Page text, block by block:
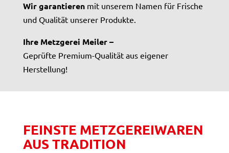
Wir garantierenmit unserem Namen für Frische
und Qualität unserer Produkte.
Ihre Metzgerei Meiler –
Geprüfte Premium-Qualität aus eigener
Herstellung!
FEINSTE METZGEREIWAREN
AUS TRADITION